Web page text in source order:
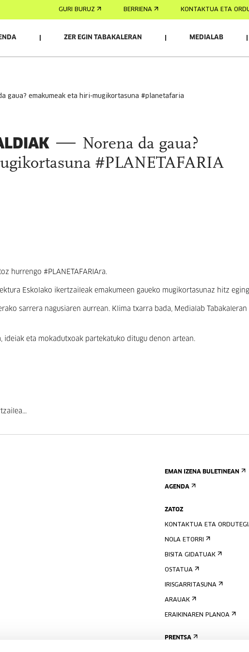
GURI BURUZ BERRIENA KONTAKTUA ETA
ZER EGIN TABAKALERAN MEDIALAB
da gaua? emakumeak eta hiri-mugikortasuna #planetafaria
Norena da gaua?
#PLANETAFARIA
hurrengo #PLANETAFARIAra.
Eskolako ikertzaileak emakumeen gaueko mugikortasunaz hitz
sarrera nagusiaren aurrean. Klima txarra bada, Medialab Tabakaleran
ideiak eta mokadutxoak partekatuko ditugu denon artean.
EMAN IZENA BULETINEAN
AGENDA
ZATOZ
KONTAKTUA ETA
NOLA ETORRI
BISITA GIDATUAK
OSTATUA
IRISGARRITASUNA
ARAUAK
ERAIKINAREN PLANOA
PRENTSA